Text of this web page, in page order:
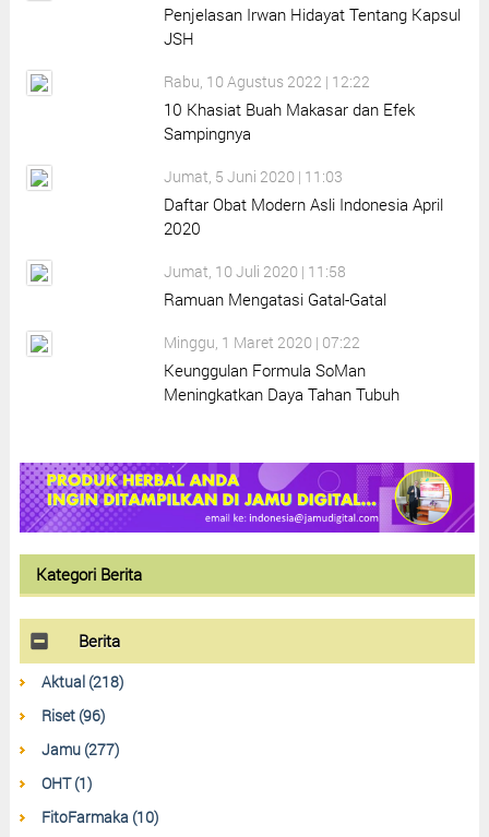
Penjelasan Irwan Hidayat Tentang Kapsul
JSH
Rabu, 10 Agustus 2022 | 12:22
10 Khasiat Buah Makasar dan Efek
Sampingnya
Jumat, 5 Juni 2020 | 11:03
Daftar Obat Modern Asli Indonesia April
2020
Jumat, 10 Juli 2020 | 11:58
Ramuan Mengatasi Gatal-Gatal
Minggu, 1 Maret 2020 | 07:22
Keunggulan Formula SoMan
Meningkatkan Daya Tahan Tubuh
Kategori Berita
Berita
Aktual (218)
Riset (96)
Jamu (277)
OHT (1)
FitoFarmaka (10)